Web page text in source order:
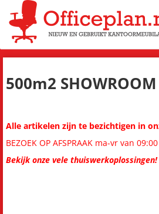
500m2 SHOWROOM
Alle artikelen zijn te bezichtigen in
BEZOEK OP AFSPRAAK ma-vr van
Bekijk onze vele thuiswerkoplossingen!